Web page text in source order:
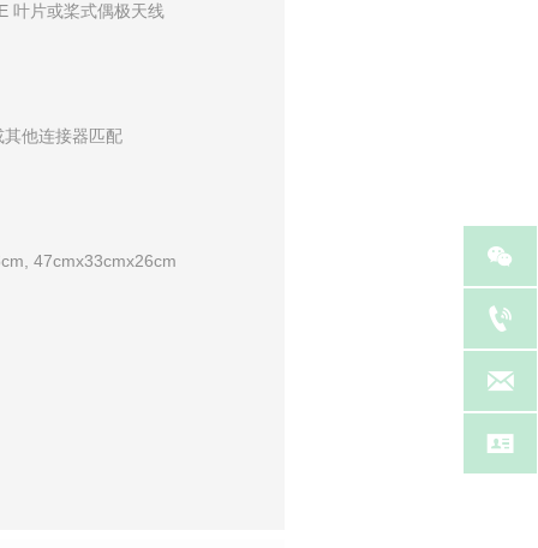
叶片或桨式偶极天线
其他连接器匹配
47cmx33cmx26cm



